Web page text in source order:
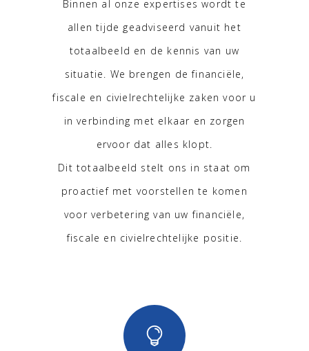
Binnen al onze expertises wordt te
allen tijde geadviseerd vanuit het
totaalbeeld en de kennis van uw
situatie. We brengen de financiële,
fiscale en civielrechtelijke zaken voor u
in verbinding met elkaar en zorgen
ervoor dat alles klopt.
Dit totaalbeeld stelt ons in staat om
proactief met voorstellen te komen
voor verbetering van uw financiële,
fiscale en civielrechtelijke positie.